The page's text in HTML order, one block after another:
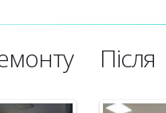
Після